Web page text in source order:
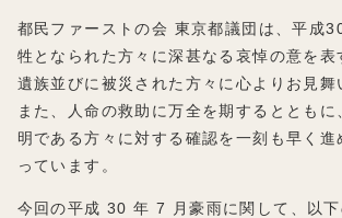
都民ファーストの会 東京都議団は、平成
牲となられた方々に深甚なる哀悼の意を表
遺族並びに被災された方々に心よりお見舞
また、人命の救助に万全を期するとともに
明である方々に対する確認を一刻も早く進
っています。
今回の平成 30 年 7 月豪雨に関して、以